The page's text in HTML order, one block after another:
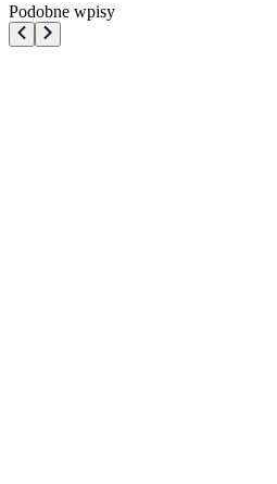
Podobne wpisy